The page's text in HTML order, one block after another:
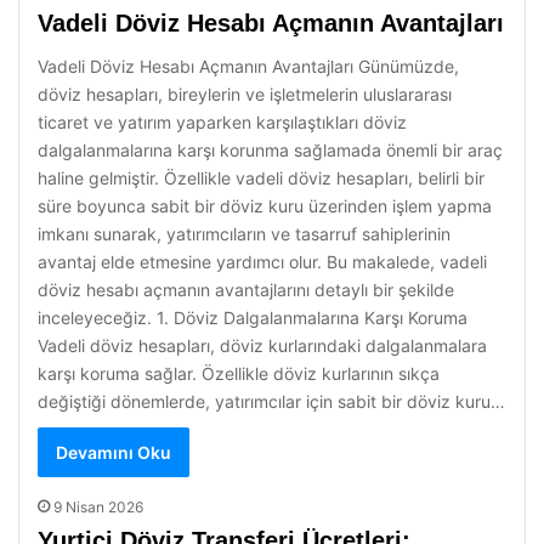
Vadeli Döviz Hesabı Açmanın Avantajları
Vadeli Döviz Hesabı Açmanın Avantajları Günümüzde,
döviz hesapları, bireylerin ve işletmelerin uluslararası
ticaret ve yatırım yaparken karşılaştıkları döviz
dalgalanmalarına karşı korunma sağlamada önemli bir araç
haline gelmiştir. Özellikle vadeli döviz hesapları, belirli bir
süre boyunca sabit bir döviz kuru üzerinden işlem yapma
imkanı sunarak, yatırımcıların ve tasarruf sahiplerinin
avantaj elde etmesine yardımcı olur. Bu makalede, vadeli
döviz hesabı açmanın avantajlarını detaylı bir şekilde
inceleyeceğiz. 1. Döviz Dalgalanmalarına Karşı Koruma
Vadeli döviz hesapları, döviz kurlarındaki dalgalanmalara
karşı koruma sağlar. Özellikle döviz kurlarının sıkça
değiştiği dönemlerde, yatırımcılar için sabit bir döviz kuru…
Devamını Oku
9 Nisan 2026